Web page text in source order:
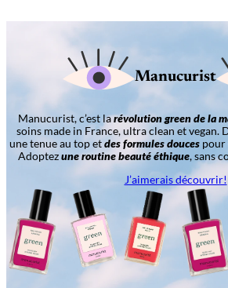
Manucurist
Manucurist, c’est larévolution green de la
soins made in France, ultra clean et vegan.
une tenue au top etdes formules douces pour
Adoptezune routine beauté éthique, sans
J’aimerais découvrir!